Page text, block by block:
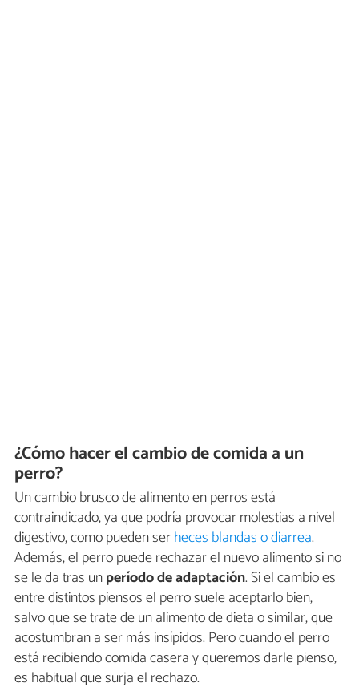
¿Cómo hacer el cambio de comida a un
perro?
Un cambio brusco de alimento en perros está
contraindicado, ya que podría provocar molestias a nivel
digestivo, como pueden serheces blandas o diarrea.
Además, el perro puede rechazar el nuevo alimento si no
se le da tras unperíodo de adaptación. Si el cambio es
entre distintos piensos el perro suele aceptarlo bien,
salvo que se trate de un alimento de dieta o similar, que
acostumbran a ser más insípidos. Pero cuando el perro
está recibiendo comida casera y queremos darle pienso,
es habitual que surja el rechazo.